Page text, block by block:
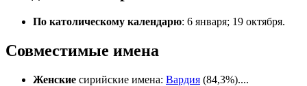
По католическому календарю: 6 января; 19 октября.
Совместимые имена
Женские сирийские имена: Вардия (84,3%)....